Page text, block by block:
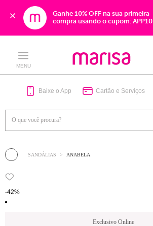
Ganhe 10% OFF na sua primeira
compra usando o cupom: APP10
content
navigation
MENU
Baixe o App Cartão e Serviços
SANDÁLIAS ANABELA
-42%
Exclusivo Online